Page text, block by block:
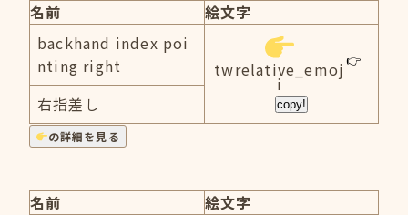
名前
絵文字
backhand index poi
nting right
twrelative_emoj
i
copy!
右指差し
の詳細を見る
名前
絵文字